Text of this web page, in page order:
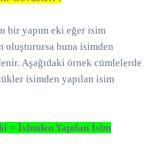
bir yapım eki eğer isim
buna isimden
Aşağıdaki örnek cümlelerde
isimden yapılan isim
= İsimden Yapılan İsim